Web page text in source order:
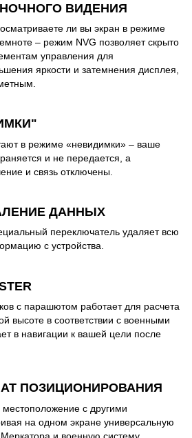
ВИДЕНИЯ
ли вы экран в режиме
– режим NVG позволяет скрыто
управления для
яркости и затемнения дисплея,
в режиме «невидимки» – ваше
и не передается, а
и связь отключены.
ДАННЫХ
переключатель удаляет всю
с устройства.
с парашютом работает для расчета
высоте в соответствии с военными
в навигации к вашей цели после
ПОЗИЦИОНИРОВАНИЯ
местоположение с другими
на одном экране универсальную
и военную систему